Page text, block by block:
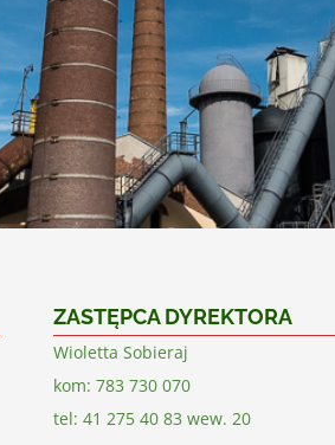
ZASTĘPCA DYREKTORA
Wioletta Sobieraj
kom: 783 730 070
tel: 41 275 40 83 wew. 20